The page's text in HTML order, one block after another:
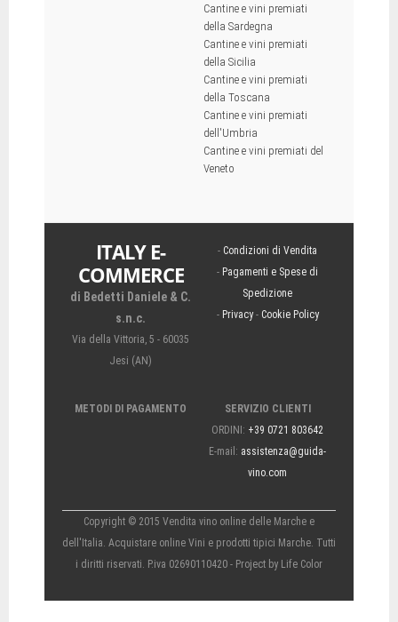
Cantine e vini premiati
della Sardegna
Cantine e vini premiati
della Sicilia
Cantine e vini premiati
della Toscana
Cantine e vini premiati
dell'Umbria
Cantine e vini premiati del
Veneto
ITALY E-
COMMERCE
di Bedetti Daniele & C.
s.n.c.
Via della Vittoria, 5 - 60035
Jesi (AN)
- Condizioni di Vendita
- Pagamenti e Spese di
Spedizione
- Privacy- Cookie Policy
METODI DI PAGAMENTO
SERVIZIO CLIENTI
ORDINI: +39 0721 803642
E-mail: assistenza@guida-
vino.com
Copyright © 2015 Vendita vino online delle Marche e
dell'Italia. Acquistare online Vini e prodotti tipici Marche. Tutti
i diritti riservati. P.iva 02690110420 - Project by Life Color